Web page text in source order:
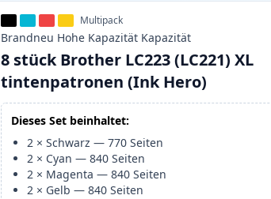
Multipack
Brandneu Hohe Kapazität Kapazität
8 stück Brother LC223 (LC221) XL
tintenpatronen (Ink Hero)
Dieses Set beinhaltet:
2 ×Schwarz —770 Seiten
2 × Cyan —840 Seiten
2 × Magenta —840 Seiten
2 × Gelb —840 Seiten